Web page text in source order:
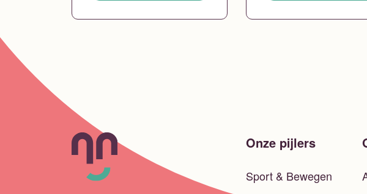
Onze pijlers
Sport & Bewegen